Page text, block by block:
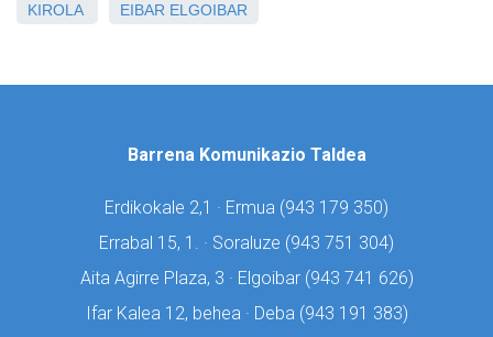
KIROLA EIBAR ELGOIBAR
Barrena Komunikazio Taldea
Erdikokale 2,1 · Ermua (943 179 350)
Errabal 15, 1. · Soraluze (943 751 304)
Aita Agirre Plaza, 3 · Elgoibar (943 741 626)
Ifar Kalea 12, behea · Deba (943 191 383)